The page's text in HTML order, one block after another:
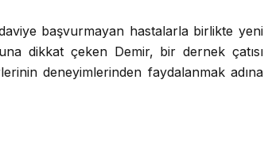
başvurmayan hastalarla birlikte yeni
dikkat çeken Demir, bir dernek çatısı
deneyimlerinden faydalanmak adına